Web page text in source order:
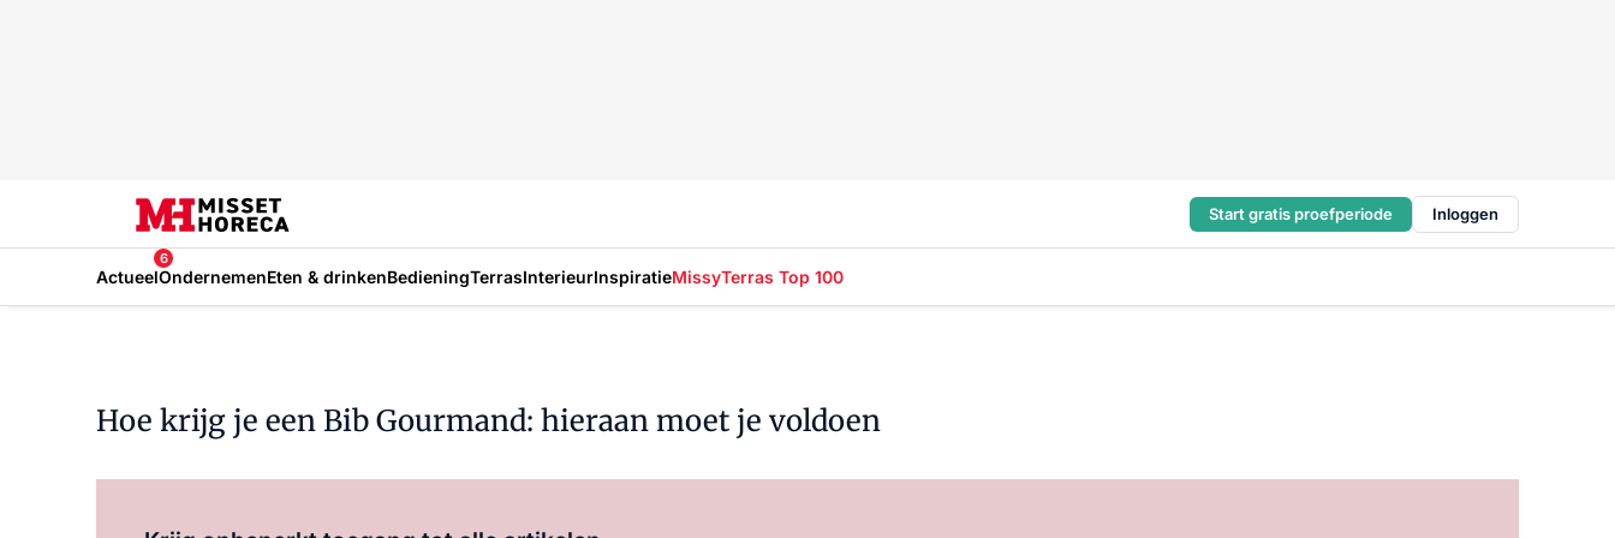
Start gratis proefperiode Inloggen
Actueel
6
OndernemenEten & drinkenBedieningTerrasInterieurInspiratieMissyTerras Top 100
Hoe krijg je een Bib Gourmand: hieraan moet je voldoen